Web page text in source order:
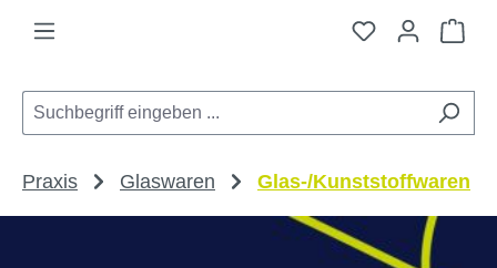
Du hast 0
Praxis Glaswaren Glas-/Kunststoffwaren